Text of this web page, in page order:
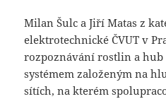
Milan Šulc a Jiří Matas z
elektrotechnické ČVUT v
rozpoznávání rostlin a hub
systémem založeným na
sítích, na kterém